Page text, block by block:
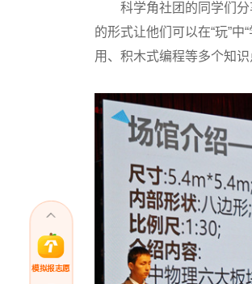
科学角社团的同学们分
的形式让他们可以在“玩”
用、积木式编程等多个知
模拟报志愿